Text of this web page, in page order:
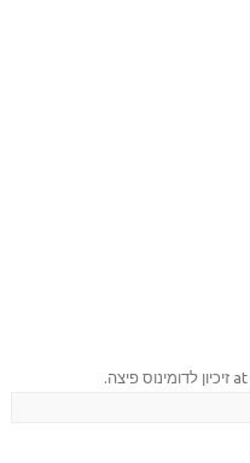
זיכיון לדומינוס פיצה.